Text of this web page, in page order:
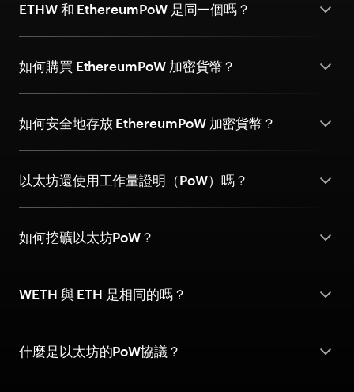
ETHW 和 EthereumPoW 是同一個嗎？
如何購買 EthereumPoW 加密貨幣？
如何安全地存放 EthereumPoW 加密貨幣？
以太坊還使用工作量證明（PoW）嗎？
如何挖礦以太坊PoW？
WETH 與 ETH 是相同的嗎？
什麼是以太坊的PoW協議？